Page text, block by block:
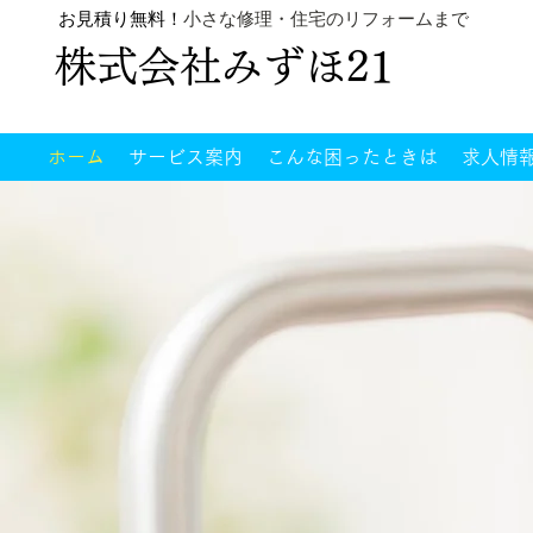
お見積り無料！ 小さな修理・住宅のリフォームまで
株式会社みずほ21
ホーム サービス案内 こんな困ったときは 求人情